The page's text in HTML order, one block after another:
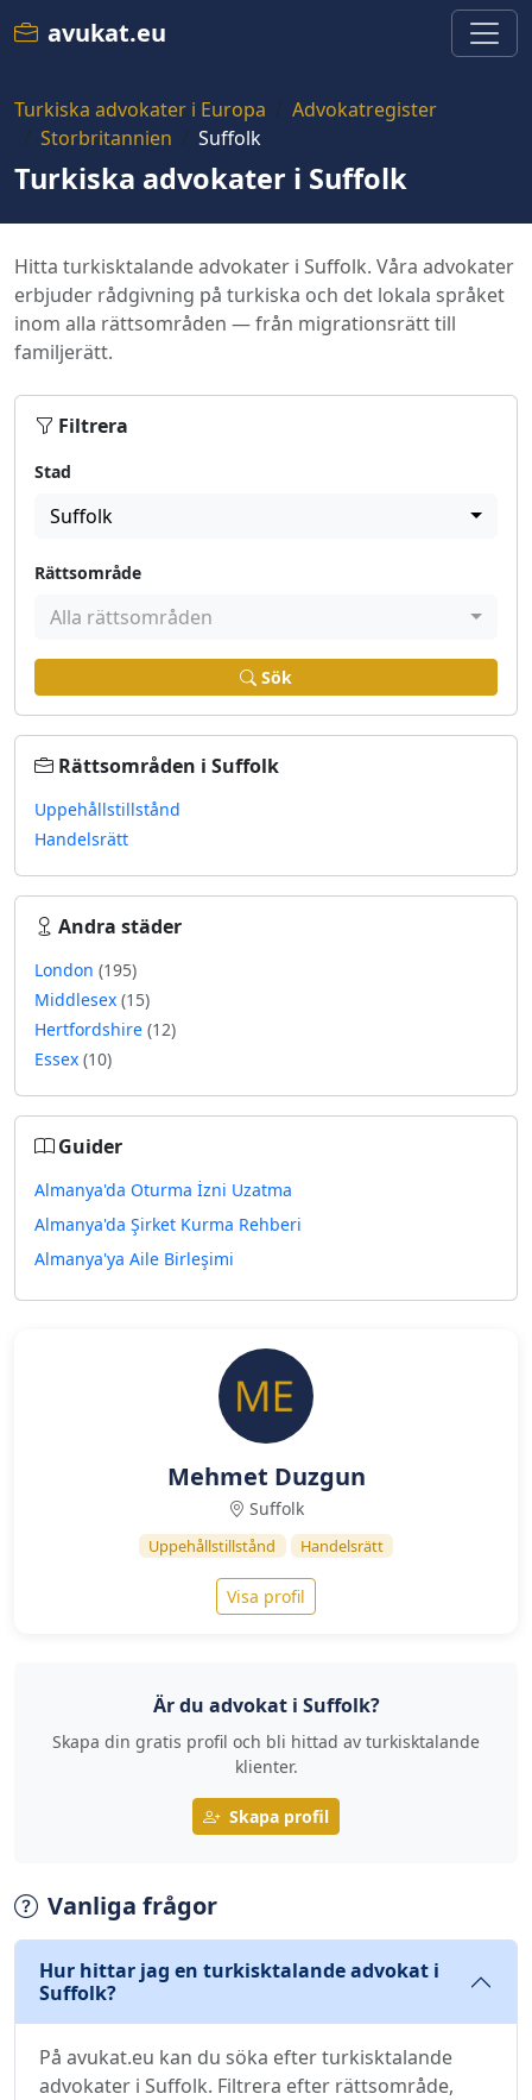
avukat.eu
Turkiska advokater i Europa
Advokatregister
Storbritannien
Suffolk
Turkiska advokater i Suffolk
Hitta turkisktalande advokater i Suffolk. Våra advokater
erbjuder rådgivning på turkiska och det lokala språket
inom alla rättsområden — från migrationsrätt till
familjerätt.
Filtrera
Stad
Suffolk
Rättsområde
Alla rättsområden
Sök
Rättsområden i Suffolk
Uppehållstillstånd
Handelsrätt
Andra städer
London (195)
Middlesex (15)
Hertfordshire (12)
Essex (10)
Guider
Almanya'da Oturma İzni Uzatma
Almanya'da Şirket Kurma Rehberi
Almanya'ya Aile Birleşimi
Mehmet Duzgun
Suffolk
Uppehållstillstånd Handelsrätt
Visa profil
Är du advokat i Suffolk?
Skapa din gratis profil och bli hittad av turkisktalande
klienter.
Skapa profil
Vanliga frågor
Hur hittar jag en turkisktalande advokat i
Suffolk?
På avukat.eu kan du söka efter turkisktalande
advokater i Suffolk. Filtrera efter rättsområde,